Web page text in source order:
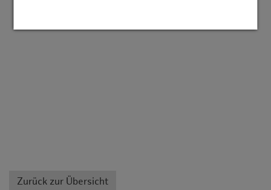
Zurück zur Übersicht